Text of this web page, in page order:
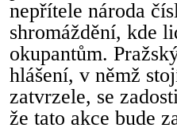
nepřítele národa
shromáždění, kde
okupantům.
hlášení, v němž
zatvrzele, se
že tato akce bude